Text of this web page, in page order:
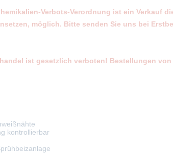
Verbots-Verordnung ist ein Verkauf
möglich. Bitte senden Sie uns bei
ist gesetzlich verboten! Bestellungen
kontrollierbar